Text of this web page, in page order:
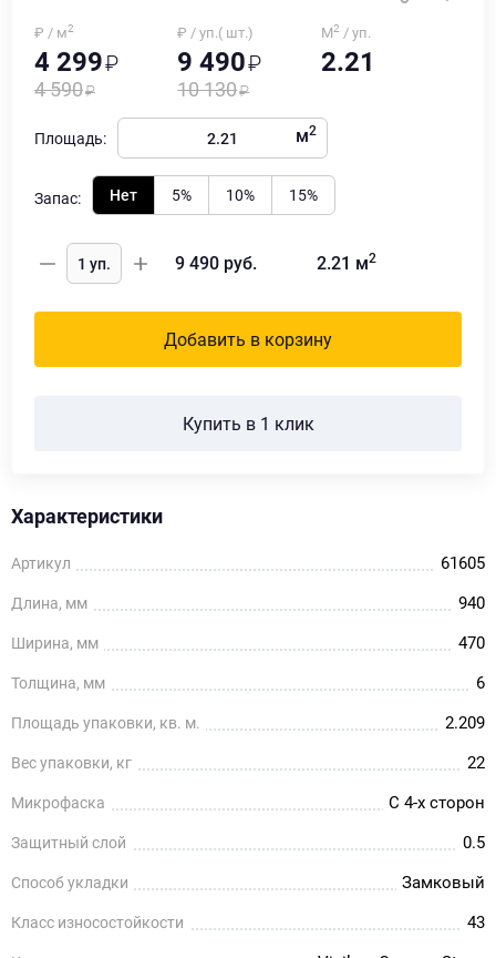
₽ / м2
4 299
4 590
₽ / уп.( шт.)
9 490
10 130
М2 / уп.
2.21
Площадь: м2
Запас: Нет 5% 10% 15%
9 490 руб. 2.21 м2
Добавить в корзину
Купить в 1 клик
Характеристики
Артикул 61605
Длина, мм 940
Ширина, мм 470
Толщина, мм 6
Площадь упаковки, кв. м. 2.209
Вес упаковки, кг 22
Микрофаска С 4-х сторон
Защитный слой 0.5
Способ укладки Замковый
Класс износостойкости 43